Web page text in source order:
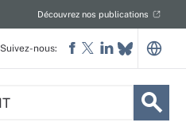
Découvrez nos publications
Suivez-nous: